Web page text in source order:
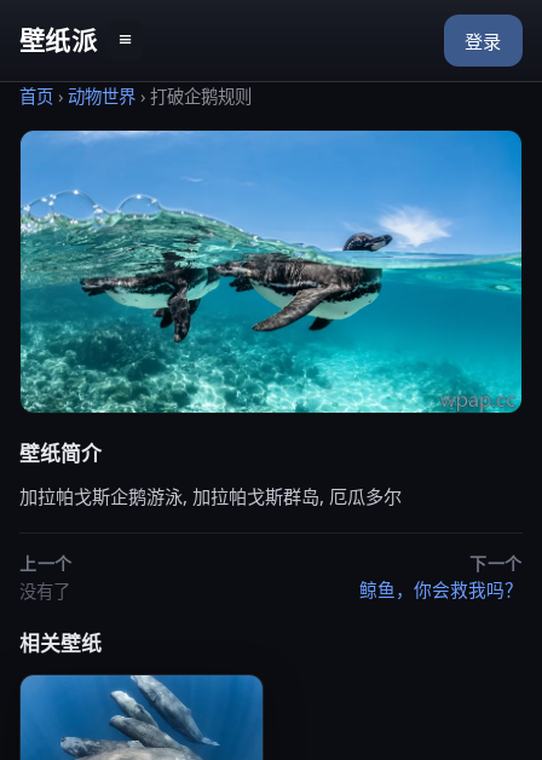
壁纸派 ≡ 登录
首页 › 动物世界 › 打破企鹅规则
壁纸简介
加拉帕戈斯企鹅游泳, 加拉帕戈斯群岛, 厄瓜多尔
上一个
没有了
下一个
鲸鱼，你会救我吗？
相关壁纸